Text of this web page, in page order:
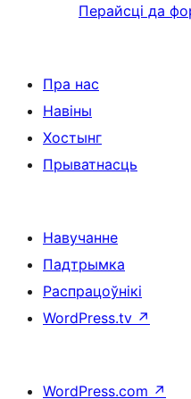
Перайсці да
Пра нас
Навіны
Хостынг
Прыватнасць
Навучанне
Падтрымка
Распрацоўнікі
WordPress.tv ↗
WordPress.com ↗